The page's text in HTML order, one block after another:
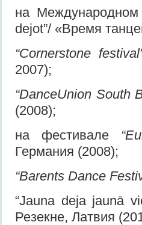
на Международном
dejot”/ «Время
“Cornerstone
2007);
“DanceUnion South
(2008);
на фестивале
Германия (2008);
“Barents Dance
“Jauna deja jaunā
Резекне, Латвия